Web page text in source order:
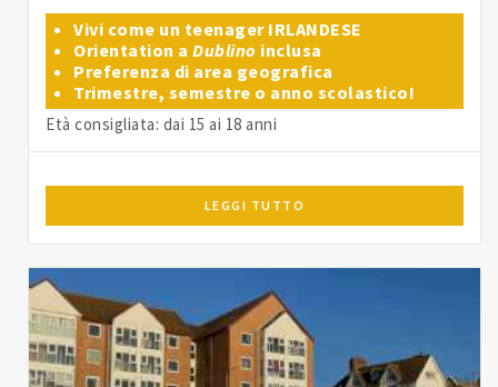
Vivi come un teenager IRLANDESE
Orientation a Dublino inclusa
Preferenza di area geografica
Trimestre, semestre o anno scolastico!
Età consigliata: dai 15 ai 18 anni
LEGGI TUTTO